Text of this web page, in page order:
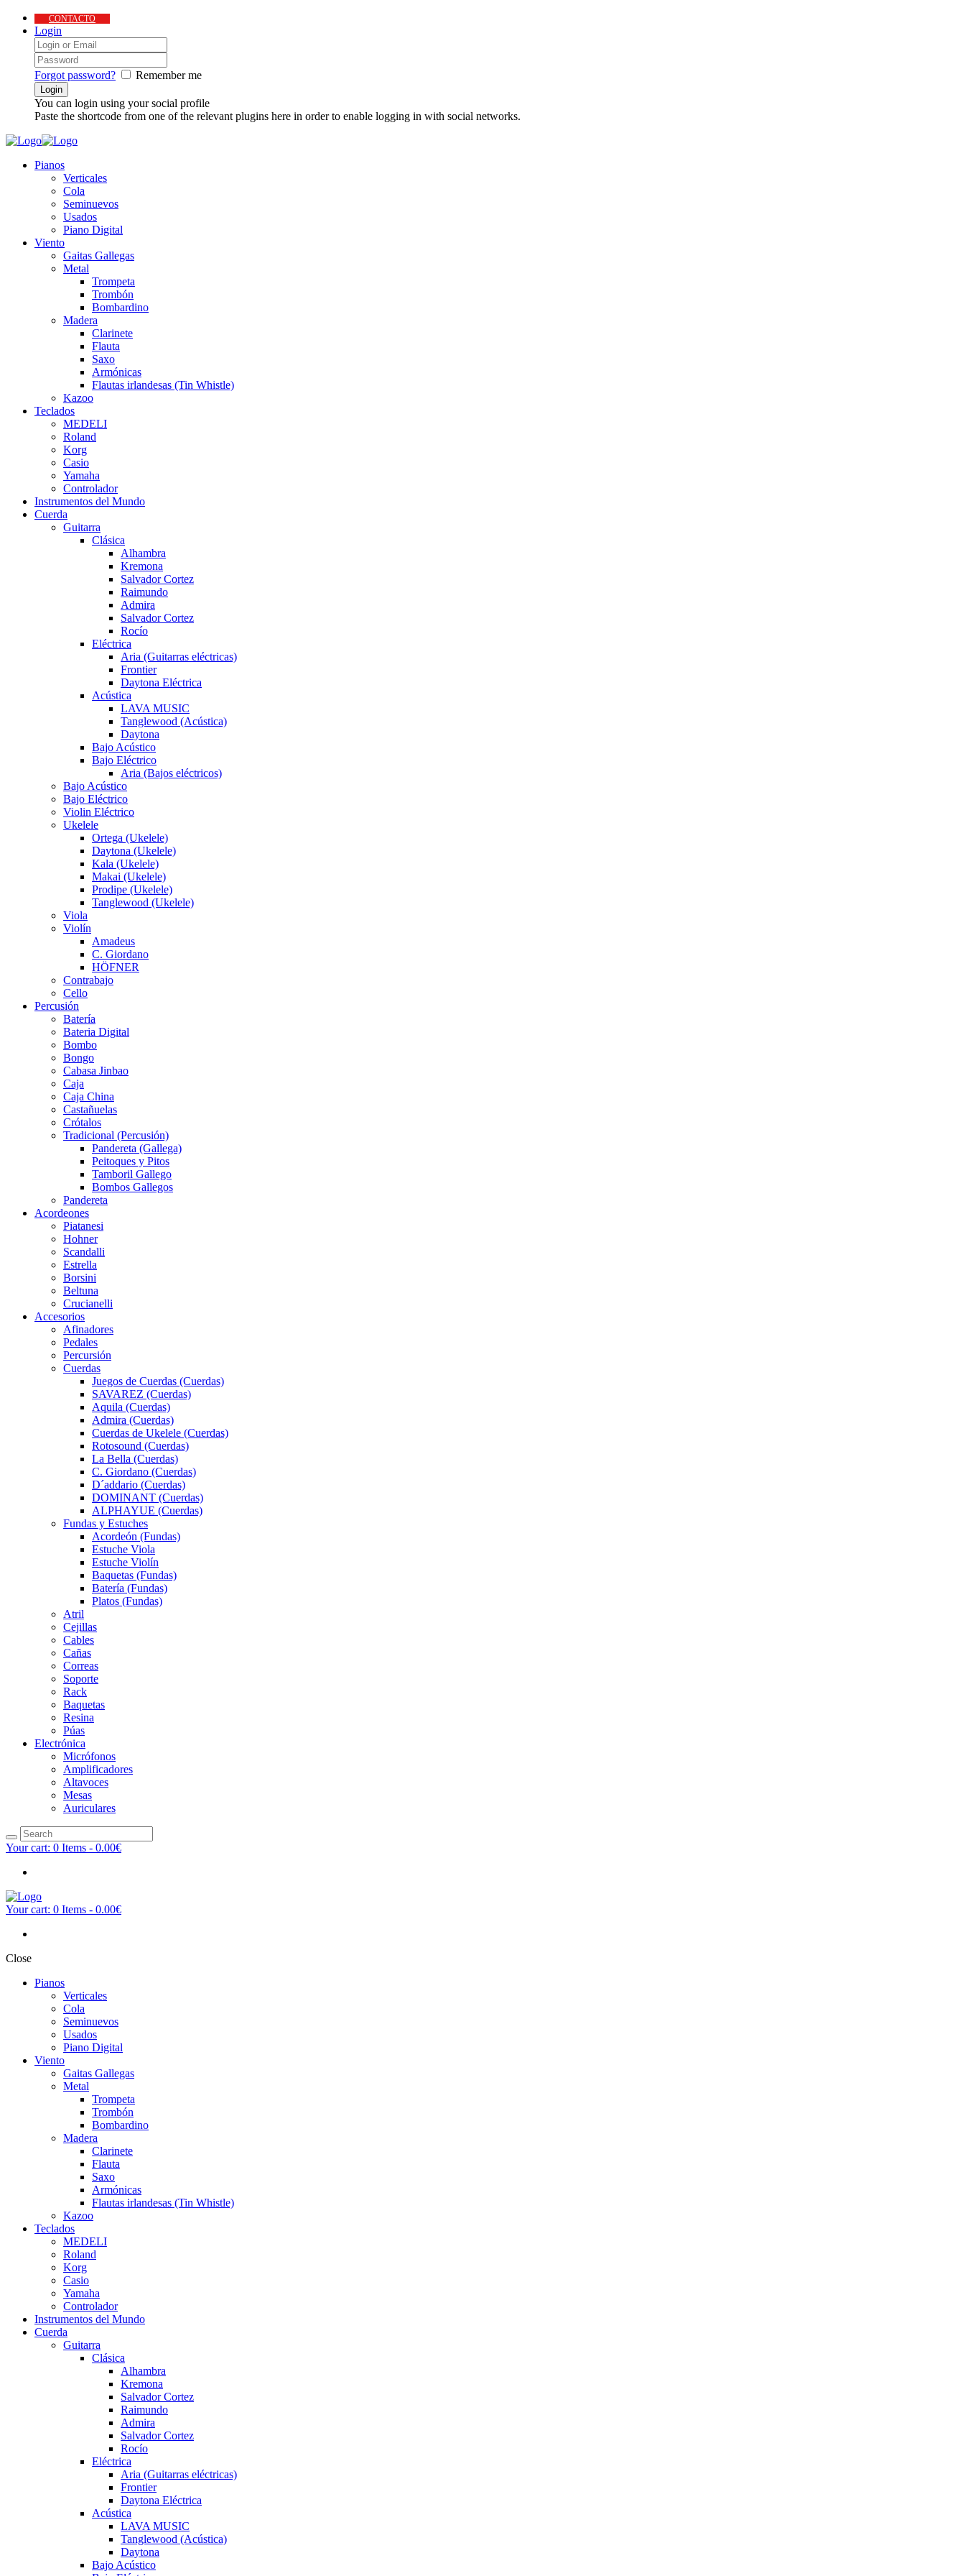
CONTACTO
Login
Forgot password? Remember me
You can login using your social profile
Paste the shortcode from one of the relevant plugins here in order to enable logging in with social networks.
Pianos
Verticales
Cola
Seminuevos
Usados
Piano Digital
Viento
Gaitas Gallegas
Metal
Trompeta
Trombón
Bombardino
Madera
Clarinete
Flauta
Saxo
Armónicas
Flautas irlandesas (Tin Whistle)
Kazoo
Teclados
MEDELI
Roland
Korg
Casio
Yamaha
Controlador
Instrumentos del Mundo
Cuerda
Guitarra
Clásica
Alhambra
Kremona
Salvador Cortez
Raimundo
Admira
Salvador Cortez
Rocío
Eléctrica
Aria (Guitarras eléctricas)
Frontier
Daytona Eléctrica
Acústica
LAVA MUSIC
Tanglewood (Acústica)
Daytona
Bajo Acústico
Bajo Eléctrico
Aria (Bajos eléctricos)
Bajo Acústico
Bajo Eléctrico
Violin Eléctrico
Ukelele
Ortega (Ukelele)
Daytona (Ukelele)
Kala (Ukelele)
Makai (Ukelele)
Prodipe (Ukelele)
Tanglewood (Ukelele)
Viola
Violín
Amadeus
C. Giordano
HÖFNER
Contrabajo
Cello
Percusión
Batería
Bateria Digital
Bombo
Bongo
Cabasa Jinbao
Caja
Caja China
Castañuelas
Crótalos
Tradicional (Percusión)
Pandereta (Gallega)
Peitoques y Pitos
Tamboril Gallego
Bombos Gallegos
Pandereta
Acordeones
Piatanesi
Hohner
Scandalli
Estrella
Borsini
Beltuna
Crucianelli
Accesorios
Afinadores
Pedales
Percursión
Cuerdas
Juegos de Cuerdas (Cuerdas)
SAVAREZ (Cuerdas)
Aquila (Cuerdas)
Admira (Cuerdas)
Cuerdas de Ukelele (Cuerdas)
Rotosound (Cuerdas)
La Bella (Cuerdas)
C. Giordano (Cuerdas)
D´addario (Cuerdas)
DOMINANT (Cuerdas)
ALPHAYUE (Cuerdas)
Fundas y Estuches
Acordeón (Fundas)
Estuche Viola
Estuche Violín
Baquetas (Fundas)
Batería (Fundas)
Platos (Fundas)
Atril
Cejillas
Cables
Cañas
Correas
Soporte
Rack
Baquetas
Resina
Púas
Electrónica
Micrófonos
Amplificadores
Altavoces
Mesas
Auriculares
Your cart: 0 Items - 0.00€
Your cart: 0 Items - 0.00€
Close
Pianos
Verticales
Cola
Seminuevos
Usados
Piano Digital
Viento
Gaitas Gallegas
Metal
Trompeta
Trombón
Bombardino
Madera
Clarinete
Flauta
Saxo
Armónicas
Flautas irlandesas (Tin Whistle)
Kazoo
Teclados
MEDELI
Roland
Korg
Casio
Yamaha
Controlador
Instrumentos del Mundo
Cuerda
Guitarra
Clásica
Alhambra
Kremona
Salvador Cortez
Raimundo
Admira
Salvador Cortez
Rocío
Eléctrica
Aria (Guitarras eléctricas)
Frontier
Daytona Eléctrica
Acústica
LAVA MUSIC
Tanglewood (Acústica)
Daytona
Bajo Acústico